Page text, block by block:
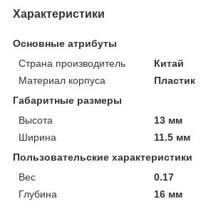
Характеристики
Основные атрибуты
Страна производитель
Китай
Материал корпуса
Пластик
Габаритные размеры
Высота
13 мм
Ширина
11.5 мм
Пользовательские характеристики
Вес
0.17
Глубина
16 мм